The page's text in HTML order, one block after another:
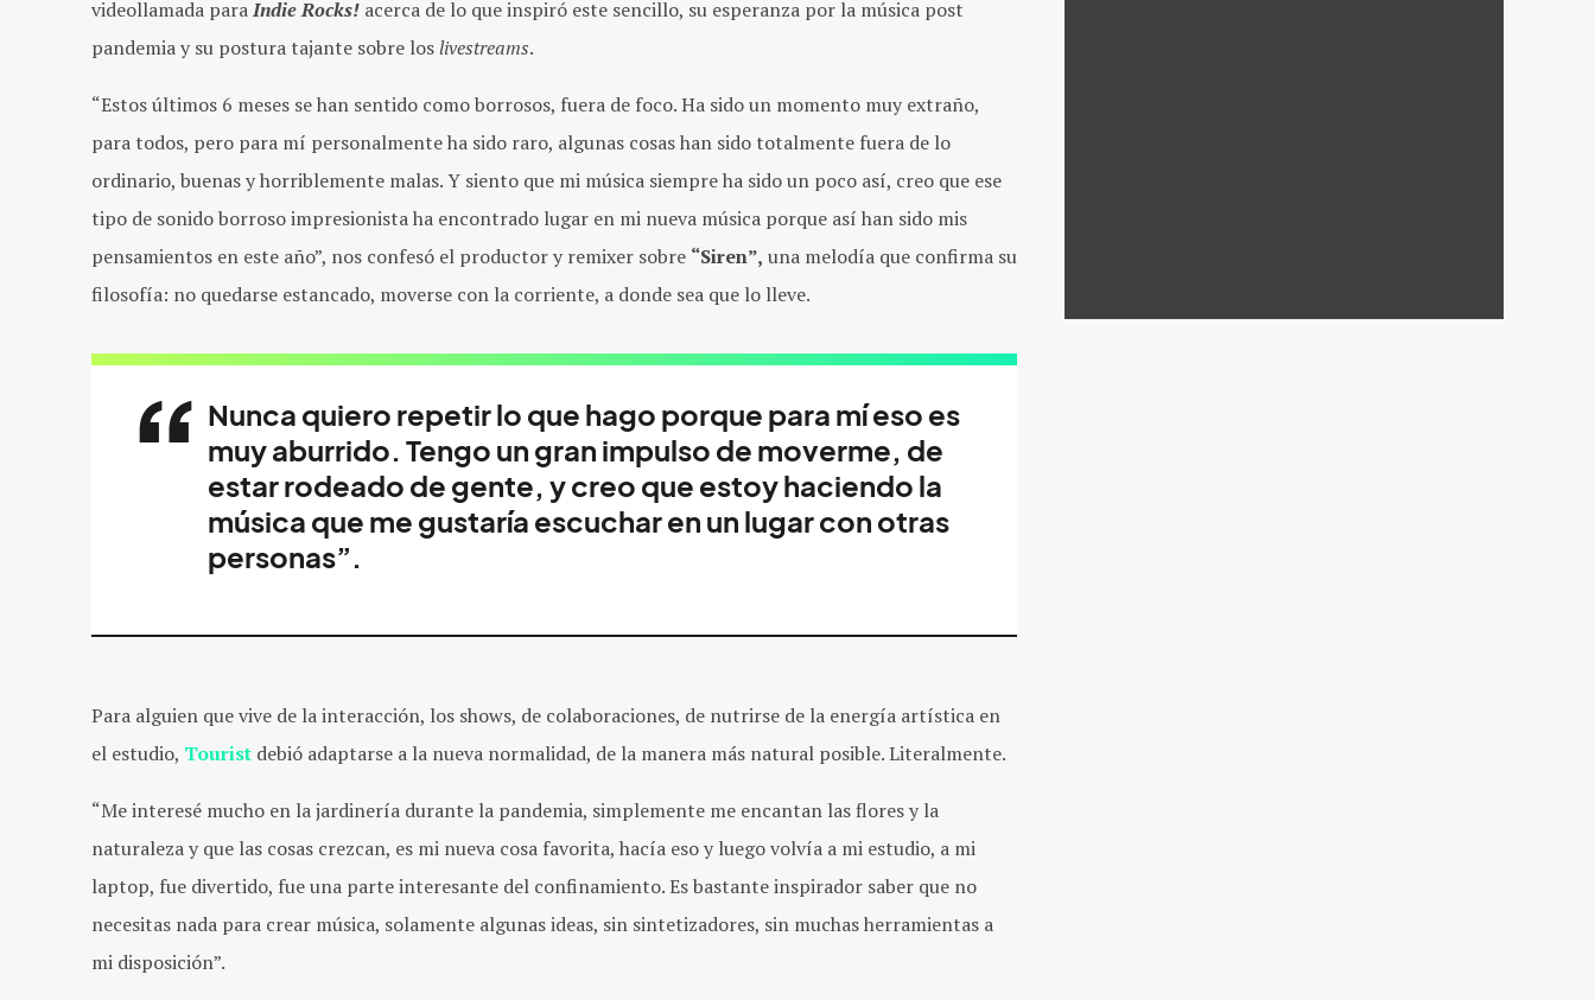
videollamada paraIndie Rocks! acerca de lo que inspiró este sencillo, su esperanza por la música post
pandemia y su postura tajante sobre loslivestreams.
“Estos últimos 6 meses se han sentido como borrosos, fuera de foco. Ha sido un momento muy extraño,
para todos, pero para mí personalmente ha sido raro, algunas cosas han sido totalmente fuera de lo
ordinario, buenas y horriblemente malas. Y siento que mi música siempre ha sido un poco así, creo que ese
tipo de sonido borroso impresionista ha encontrado lugar en mi nueva música porque así han sido mis
pensamientos en este año”, nos confesó el productor y remixer sobre “Siren”, una melodía que confirma su
filosofía: no quedarse estancado, moverse con la corriente, a donde sea que lo lleve.
Nunca quiero repetir lo que hago porque para mí eso es
muy aburrido. Tengo un gran impulso de moverme, de
estar rodeado de gente, y creo que estoy haciendo la
música que me gustaría escuchar en un lugar con otras
personas”.
Para alguien que vive de la interacción, los shows, de colaboraciones, de nutrirse de la energía artística en
el estudio, Tourist debió adaptarse a la nueva normalidad, de la manera más natural posible. Literalmente.
“Me interesé mucho en la jardinería durante la pandemia, simplemente me encantan las flores y la
naturaleza y que las cosas crezcan, es mi nueva cosa favorita, hacía eso y luego volvía a mi estudio, a mi
laptop, fue divertido, fue una parte interesante del confinamiento. Es bastante inspirador saber que no
necesitas nada para crear música, solamente algunas ideas, sin sintetizadores, sin muchas herramientas a
mi disposición”.